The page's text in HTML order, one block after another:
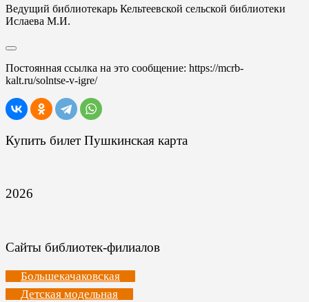
Ведущий библиотекарь Кельтеевской сельской библиотеки
Ислаева М.И.
Постоянная ссылка на это сообщение: https://mcrb-
kalt.ru/solntse-v-igre/
Купить билет Пушкинская карта
2026
Сайты библиотек-филиалов
Большекачаковская
Детская модельная